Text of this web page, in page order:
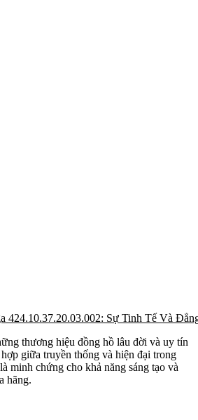
424.10.37.20.03.002: Sự Tinh Tế Và
thương hiệu đồng hồ lâu đời và uy tín
giữa truyền thống và hiện đại trong
minh chứng cho khả năng sáng tạo và
hãng.